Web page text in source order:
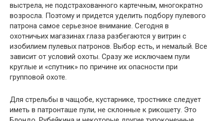
выстрела, не подстрахованного картечным, многократно
возросла. Поэтому и придется уделить подбору пулевого
патрона самое серьезное внимание. Сегодня в
охотничьих магазинах глаза разбегаются у витрин с
изобилием пулевых патронов. Выбор есть, и немалый. Все
зависит от условий охоты. Сразу же исключаем пули
круглые и «спутник» по причине их опасности при
групповой охоте.
Для стрельбы в чащобе, кустарнике, тростнике следует
иметь в патронташе пули, не склонные к рикошету. Это